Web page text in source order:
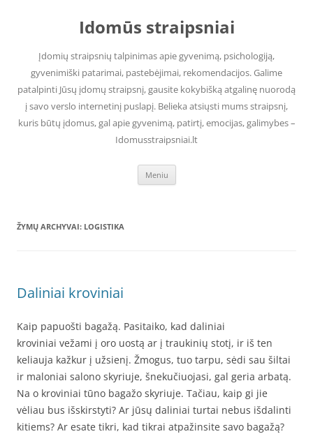
Idomūs straipsniai
Įdomių straipsnių talpinimas apie gyvenimą, psichologiją,
gyvenimiški patarimai, pastebėjimai, rekomendacijos. Galime
patalpinti Jūsų įdomų straipsnį, gausite kokybišką atgalinę nuorodą
į savo verslo internetinį puslapį. Belieka atsiųsti mums straipsnį,
kuris būtų įdomus, gal apie gyvenimą, patirtį, emocijas, galimybes –
Idomusstraipsniai.lt
Meniu
ŽYMŲ ARCHYVAI: LOGISTIKA
Daliniai kroviniai
Kaip papuošti bagažą. Pasitaiko, kad daliniai
kroviniai vežami į oro uostą ar į traukinių stotį, ir iš ten
keliauja kažkur į užsienį. Žmogus, tuo tarpu, sėdi sau šiltai
ir maloniai salono skyriuje, šnekučiuojasi, gal geria arbatą.
Na o kroviniai tūno bagažo skyriuje. Tačiau, kaip gi jie
vėliau bus išskirstyti? Ar jūsų daliniai turtai nebus išdalinti
kitiems? Ar esate tikri, kad tikrai atpažinsite savo bagažą?